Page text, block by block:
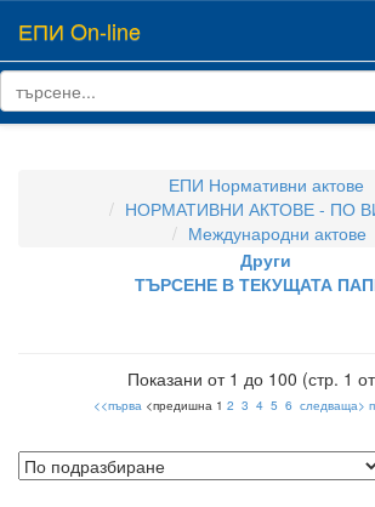
ЕПИ On-line
ЕПИ Нормативни актове
НОРМАТИВНИ АКТОВЕ - ПО
Международни актове
Други
ТЪРСЕНЕ В ТЕКУЩАТА
Показани от 1 до 100 (стр. 1
<<първа<предишна 1 2 3 4 5 6 следваща>